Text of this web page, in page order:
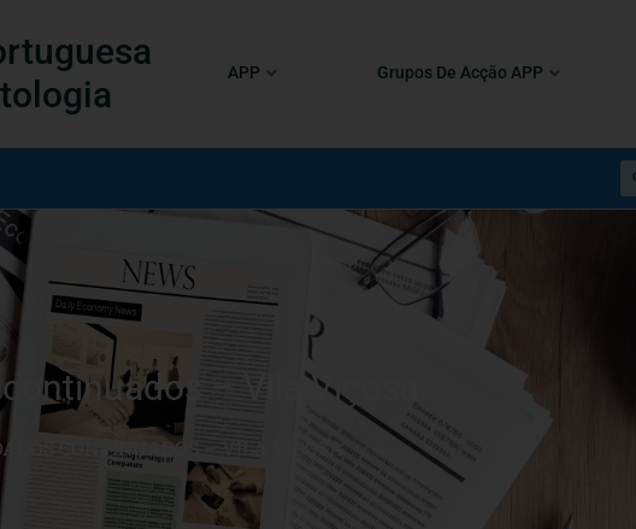
APP Grupos De Acção APP
– Vila Viçosa
CONTINUADOS – VILA VIÇOSA